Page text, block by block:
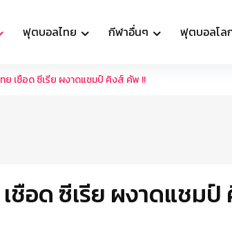
ฟุตบอลไทย กีฬาอื่นๆ ฟุตบอลโล
ย เชือด ซีเรีย ผงาดแชมป์ คิงส์ คัพ !!
ชือด ซีเรีย ผงาดแชมป์